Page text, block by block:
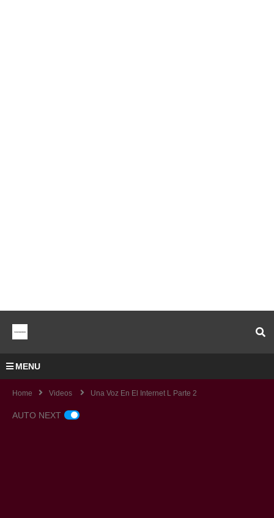
MENU
Home Videos Una Voz En El Internet L Parte 2
AUTO NEXT